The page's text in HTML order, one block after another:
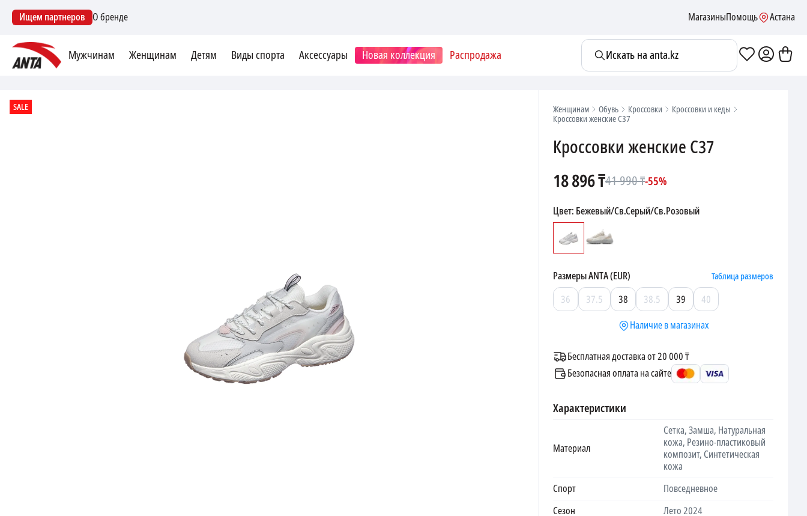
Ищем партнеров О бренде МагазиныПомощь Астана
Мужчинам Женщинам Детям Виды спорта Аксессуары Новая коллекция Распродажа Искать на anta.kz
SALE Женщинам Обувь Кроссовки
Кроссовки и кеды
Кроссовки женские C37
Кроссовки женские C37
18 896₸41 990₸-55%
Цвет: Бежевый/Св.Серый/Св.Розовый
РазмерыANTA (EUR) Таблица размеров
36 37.5 38 38.5 39
40
Наличие в магазинах
Бесплатная доставка от 20 000 ₸
Безопасная оплата на сайте
Характеристики
Материал
Сетка, Замша, Натуральная
кожа, Резино-пластиковый
композит, Синтетическая
кожа
Спорт
Повседневное
Сезон
Лето 2024